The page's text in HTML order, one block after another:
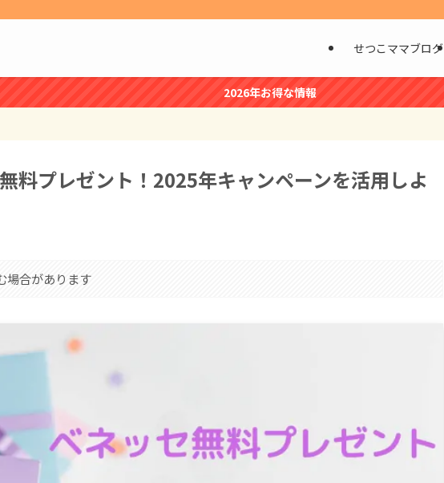
せつこママブログ
2026年お得な情報
料プレゼント！2025年キャンペーンを活用しよ
場合があります